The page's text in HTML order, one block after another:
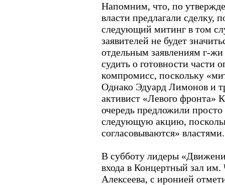
Напомним, что, по
власти предлагали сделку,
следующий митинг в том
заявителей не будет
отдельным заявлениям г-
судить о готовности части
компромисс, поскольку
Однако Эдуард Лимонов и
активист «Левого фронта»
очередь предложили просто
следующую акцию,
согласовываются» властями.
В субботу лидеры
входа в Концертный зал
Алексеева, с иронией